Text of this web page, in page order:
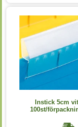
Instick 5cm vit
100st/